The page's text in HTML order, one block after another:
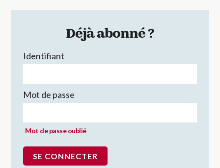
Déjà abonné ?
Identifiant
Mot de passe
Mot de passe oublié